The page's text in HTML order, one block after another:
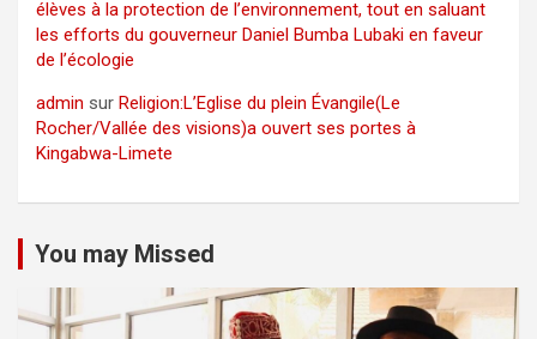
élèves à la protection de l’environnement, tout en saluant
les efforts du gouverneur Daniel Bumba Lubaki en faveur
de l’écologie
admin sur Religion:L’Eglise du plein Évangile(Le
Rocher/Vallée des visions)a ouvert ses portes à
Kingabwa-Limete
You may Missed